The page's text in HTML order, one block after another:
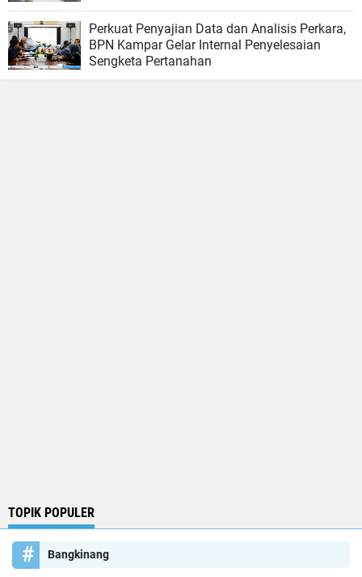
Masyarakat
Perkuat Penyajian Data dan Analisis Perkara,
BPN Kampar Gelar Internal Penyelesaian
Sengketa Pertanahan
TOPIK POPULER
Bangkinang